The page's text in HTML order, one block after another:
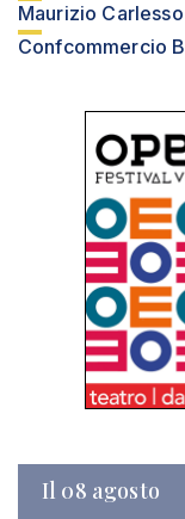
Maurizio Carlesso
Confcommercio
Il 08 agosto